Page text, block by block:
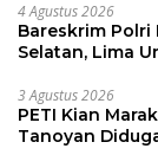
4 Agustus 2026
Bareskrim Polri
Selatan, Lima
3 Agustus 2026
PETI Kian
Tanoyan